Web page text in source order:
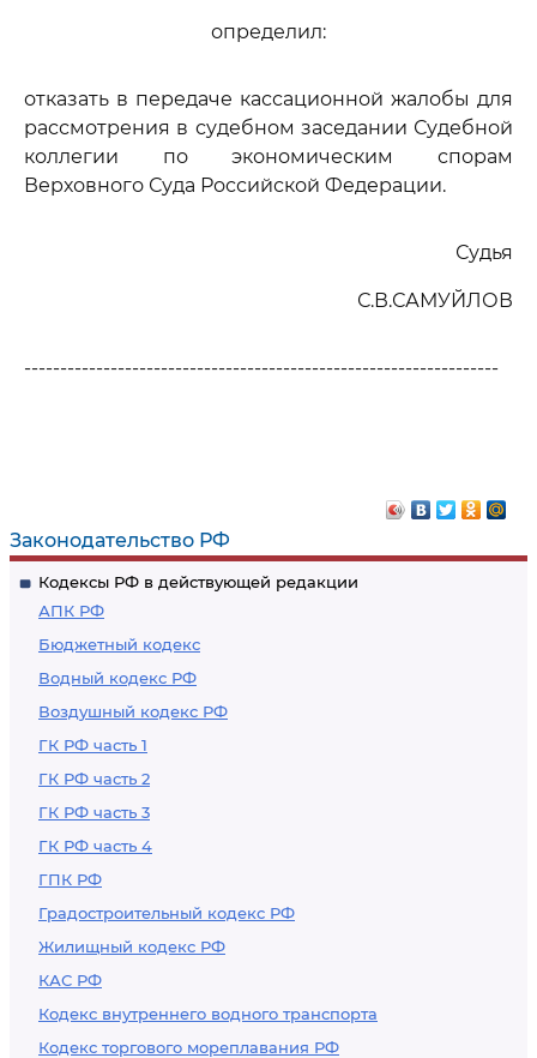
Законодательство РФ
Кодексы РФ в действующей редакции
АПК РФ
Бюджетный кодекс
Водный кодекс РФ
Воздушный кодекс РФ
ГК РФ часть 1
ГК РФ часть 2
ГК РФ часть 3
ГК РФ часть 4
ГПК РФ
Градостроительный кодекс РФ
Жилищный кодекс РФ
КАС РФ
Кодекс внутреннего водного транспорта
Кодекс торгового мореплавания РФ
определил:
отказать в передаче кассационной жалобы для
рассмотрения в судебном заседании Судебной
коллегии по экономическим спорам
Верховного Суда Российской Федерации.
Судья
С.В.САМУЙЛОВ
------------------------------------------------------------------